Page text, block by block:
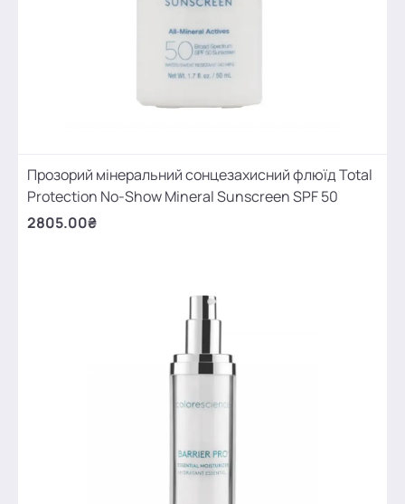
Прозорий мінеральний сонцезахисний флюїд Total
Protection No-Show Mineral Sunscreen SPF 50
2805.00₴